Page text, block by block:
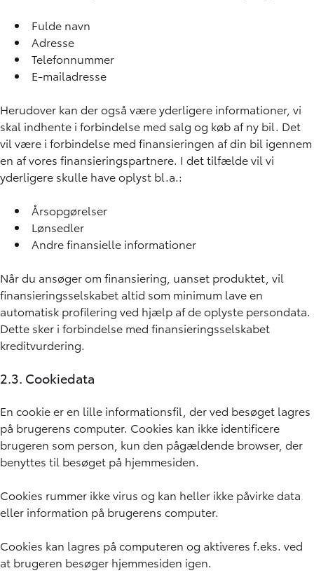
Fulde navn
Adresse
Telefonnummer
E-mailadresse
Herudover kan der også være yderligere informationer, vi
skal indhente i forbindelse med salg og køb af ny bil. Det
vil være i forbindelse med finansieringen af din bil igennem
en af vores finansieringspartnere. I det tilfælde vil vi
yderligere skulle have oplyst bl.a.:
Årsopgørelser
Lønsedler
Andre finansielle informationer
Når du ansøger om finansiering, uanset produktet, vil
finansieringsselskabet altid som minimum lave en
automatisk profilering ved hjælp af de oplyste persondata.
Dette sker i forbindelse med finansieringsselskabet
kreditvurdering.
2.3. Cookiedata
En cookie er en lille informationsfil, der ved besøget lagres
på brugerens computer. Cookies kan ikke identificere
brugeren som person, kun den pågældende browser, der
benyttes til besøget på hjemmesiden.
Cookies rummer ikke virus og kan heller ikke påvirke data
eller information på brugerens computer.
Cookies kan lagres på computeren og aktiveres f.eks. ved
at brugeren besøger hjemmesiden igen.